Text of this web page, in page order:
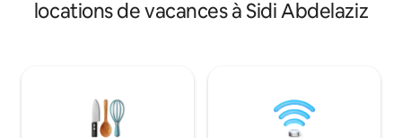
emplacement idéal, à proximité de
commerces, d'une mosquée, de
-100€ Pour les
Commerces à proximité
locations de vacances à Sidi Abdelaziz